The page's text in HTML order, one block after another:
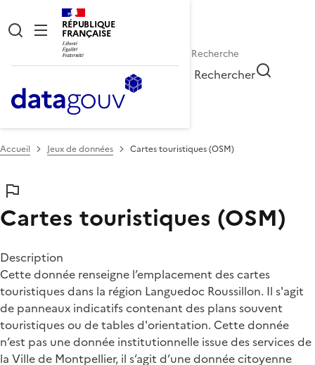
RÉPUBLIQUE
FRANÇAISE
Rechercher
Accueil Jeux de données Cartes touristiques (OSM)
Cartes touristiques (OSM)
Description
Cette donnée renseigne l’emplacement des cartes
touristiques dans la région Languedoc Roussillon. Il s'agit
de panneaux indicatifs contenant des plans souvent
touristiques ou de tables d'orientation. Cette donnée
n’est pas une donnée institutionnelle issue des services de
la Ville de Montpellier, il s’agit d’une donnée citoyenne